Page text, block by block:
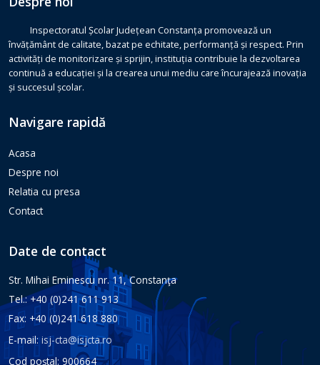
Inspectoratul Școlar Județean Constanța promovează un
învățământ de calitate, bazat pe echitate, performanță și respect. Prin
activități de monitorizare și sprijin, instituția contribuie la dezvoltarea
continuă a educației și la crearea unui mediu care încurajează inovația
și succesul școlar.
Navigare rapidă
Acasa
Despre noi
Relatia cu presa
Contact
Date de contact
Str. Mihai Eminescu nr. 11, Constanţa
Tel.: +40 (0)241 611 913
Fax: +40 (0)241 618 880
E-mail:isj-cta@isjcta.ro
Cod poștal: 900664